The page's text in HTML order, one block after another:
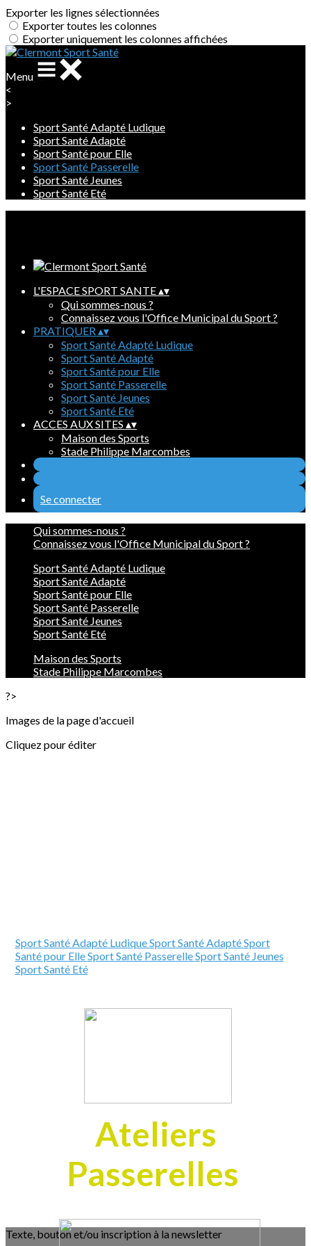
Exporter les lignes sélectionnées
Exporter toutes les colonnes
Exporter uniquement les colonnes affichées
Menu
<
>
Sport Santé Adapté Ludique
Sport Santé Adapté
Sport Santé pour Elle
Sport Santé Passerelle
Sport Santé Jeunes
Sport Santé Eté
L'ESPACE SPORT SANTE▴▾
Qui sommes-nous ?
Connaissez vous l'Office Municipal du Sport ?
PRATIQUER▴▾
Sport Santé Adapté Ludique
Sport Santé Adapté
Sport Santé pour Elle
Sport Santé Passerelle
Sport Santé Jeunes
Sport Santé Eté
ACCES AUX SITES ▴▾
Maison des Sports
Stade Philippe Marcombes
Se connecter
Qui sommes-nous ?
Connaissez vous l'Office Municipal du Sport ?
Sport Santé Adapté Ludique
Sport Santé Adapté
Sport Santé pour Elle
Sport Santé Passerelle
Sport Santé Jeunes
Sport Santé Eté
Maison des Sports
Stade Philippe Marcombes
?>
Images de la page d'accueil
Cliquez pour éditer
Texte, bouton et/ou inscription à la newsletter
Sport Santé Adapté LudiqueSport Santé AdaptéSport
Santé pour ElleSport Santé PasserelleSport Santé Jeunes
Sport Santé Eté
Ateliers
Passerelles